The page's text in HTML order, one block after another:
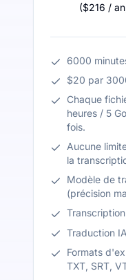
($216 / an
6000
$20 par
Chaque
heures / 5
fois.
Aucune
la
Modèle de
(précision
Traduction IA
Formats
TXT, SRT,